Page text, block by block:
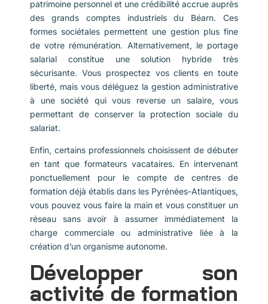
patrimoine personnel et une crédibilité accrue auprès
des grands comptes industriels du Béarn. Ces
formes sociétales permettent une gestion plus fine
de votre rémunération. Alternativement, le portage
salarial constitue une solution hybride très
sécurisante. Vous prospectez vos clients en toute
liberté, mais vous déléguez la gestion administrative
à une société qui vous reverse un salaire, vous
permettant de conserver la protection sociale du
salariat.
Enfin, certains professionnels choisissent de débuter
en tant que formateurs vacataires. En intervenant
ponctuellement pour le compte de centres de
formation déjà établis dans les Pyrénées-Atlantiques,
vous pouvez vous faire la main et vous constituer un
réseau sans avoir à assumer immédiatement la
charge commerciale ou administrative liée à la
création d’un organisme autonome.
Développer son
activité de formation